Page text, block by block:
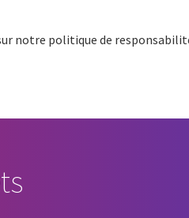
notre politique de